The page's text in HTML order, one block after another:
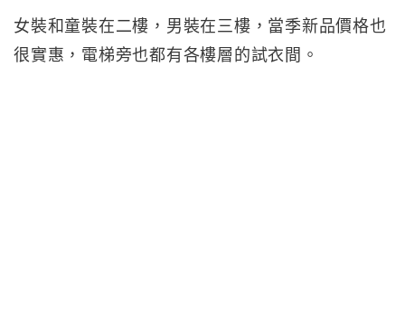
女裝和童裝在二樓，男裝在三樓，當季新品價格也
很實惠，電梯旁也都有各樓層的試衣間。